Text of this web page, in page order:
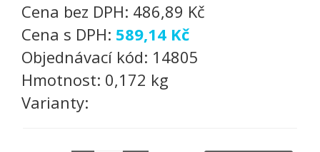
Cena bez DPH: 486,89 Kč
Cena s DPH: 589,14 Kč
Objednávací kód: 14805
Hmotnost: 0,172 kg
Varianty: